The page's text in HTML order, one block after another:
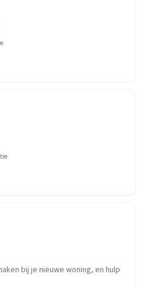
bij je nieuwe woning, en hulp